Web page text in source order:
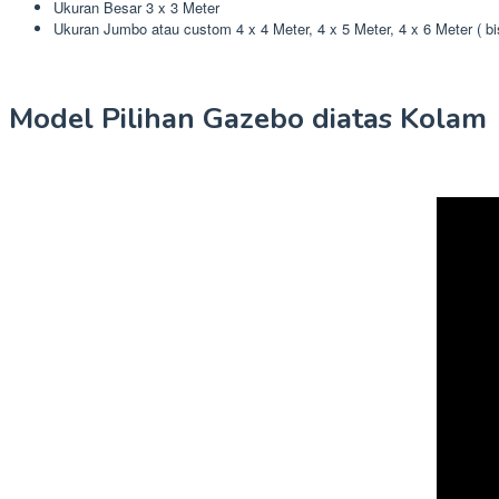
Ukuran Besar 3 x 3 Meter
Ukuran Jumbo atau custom 4 x 4 Meter, 4 x 5 Meter, 4 x 6 Meter (
Model Pilihan Gazebo diatas Kolam